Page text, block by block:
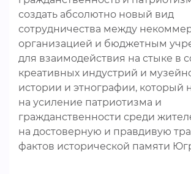
создать абсолютно новый вид
сотрудничества между
организацией и бюджетным
для взаимодействия на стыке в
креативных индустрий и
истории и этнографии, который
на усиление патриотизма и
гражданственности среди
на достоверную и правдивую
фактов исторической памяти